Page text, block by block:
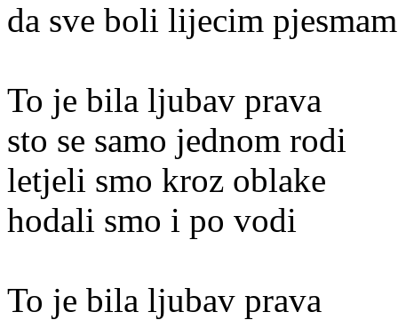
da sve boli lijecim
To je bila ljubav prava
sto se samo jednom rodi
letjeli smo kroz oblake
hodali smo i po vodi
To je bila ljubav prava